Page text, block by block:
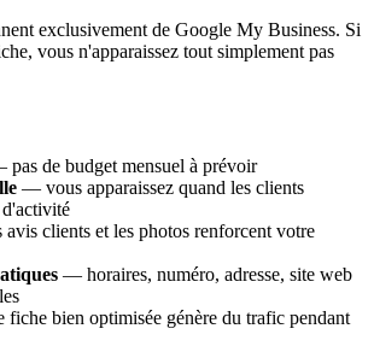
exclusivement de Google My Business. Si
vous n'apparaissez tout simplement pas
de budget mensuel à prévoir
— vous apparaissez quand les clients
clients et les photos renforcent votre
— horaires, numéro, adresse, site web
bien optimisée génère du trafic pendant